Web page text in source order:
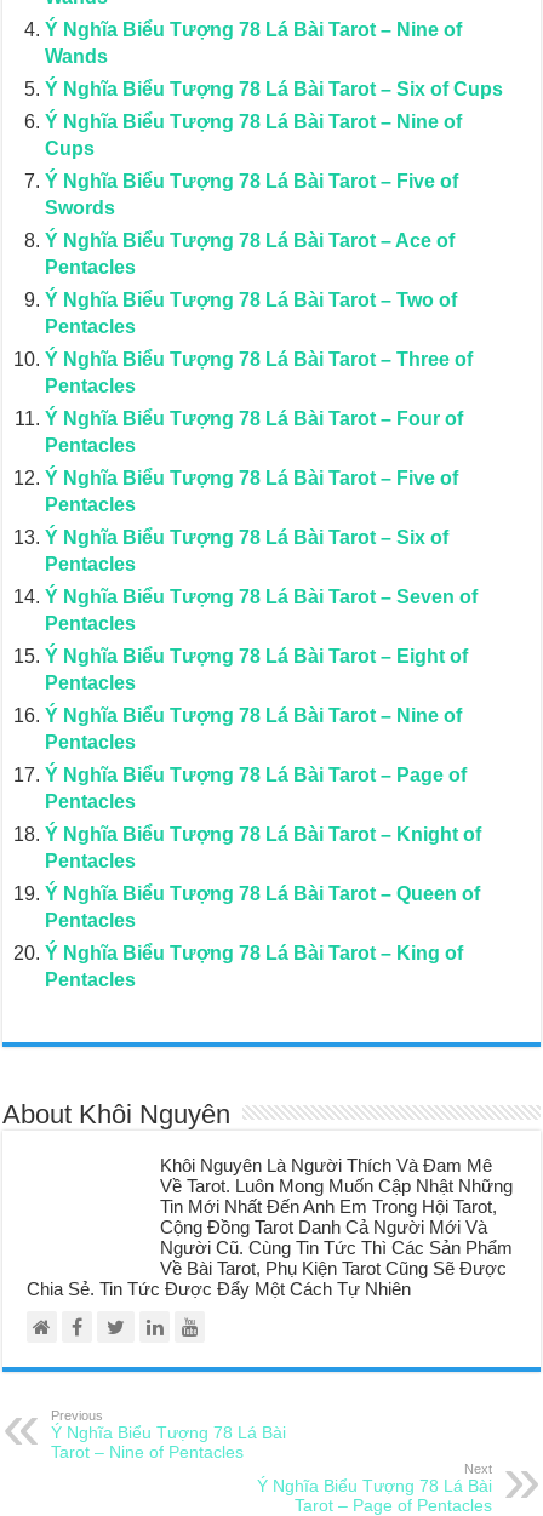
Ý Nghĩa Biểu Tượng 78 Lá Bài Tarot – Nine of
Wands
Ý Nghĩa Biểu Tượng 78 Lá Bài Tarot – Six of Cups
Ý Nghĩa Biểu Tượng 78 Lá Bài Tarot – Nine of
Cups
Ý Nghĩa Biểu Tượng 78 Lá Bài Tarot – Five of
Swords
Ý Nghĩa Biểu Tượng 78 Lá Bài Tarot – Ace of
Pentacles
Ý Nghĩa Biểu Tượng 78 Lá Bài Tarot – Two of
Pentacles
Ý Nghĩa Biểu Tượng 78 Lá Bài Tarot – Three of
Pentacles
Ý Nghĩa Biểu Tượng 78 Lá Bài Tarot – Four of
Pentacles
Ý Nghĩa Biểu Tượng 78 Lá Bài Tarot – Five of
Pentacles
Ý Nghĩa Biểu Tượng 78 Lá Bài Tarot – Six of
Pentacles
Ý Nghĩa Biểu Tượng 78 Lá Bài Tarot – Seven of
Pentacles
Ý Nghĩa Biểu Tượng 78 Lá Bài Tarot – Eight of
Pentacles
Ý Nghĩa Biểu Tượng 78 Lá Bài Tarot – Nine of
Pentacles
Ý Nghĩa Biểu Tượng 78 Lá Bài Tarot – Page of
Pentacles
Ý Nghĩa Biểu Tượng 78 Lá Bài Tarot – Knight of
Pentacles
Ý Nghĩa Biểu Tượng 78 Lá Bài Tarot – Queen of
Pentacles
Ý Nghĩa Biểu Tượng 78 Lá Bài Tarot – King of
Pentacles
About Khôi Nguyên
Khôi Nguyên Là Người Thích Và Đam Mê
Về Tarot. Luôn Mong Muốn Cập Nhật Những
Tin Mới Nhất Đến Anh Em Trong Hội Tarot,
Cộng Đồng Tarot Danh Cả Người Mới Và
Người Cũ. Cùng Tin Tức Thì Các Sản Phẩm
Về Bài Tarot, Phụ Kiện Tarot Cũng Sẽ Được
Chia Sẻ. Tin Tức Được Đẩy Một Cách Tự Nhiên
Previous
Ý Nghĩa Biểu Tượng 78 Lá Bài
Tarot – Nine of Pentacles
Next
Ý Nghĩa Biểu Tượng 78 Lá Bài
Tarot – Page of Pentacles